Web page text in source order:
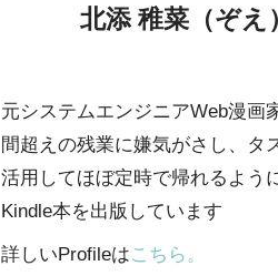
北添 稚菜（ぞえ）
元システムエンジニアWeb漫画
間超えの残業に嫌気がさし、タ
活用してほぼ定時で帰れるよう
Kindle本を出版しています
詳しいProfileはこちら。